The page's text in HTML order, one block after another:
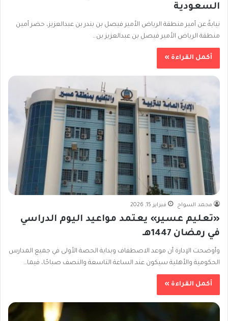
السعودية
نيابةً عن أمير منطقة الرياض الأمير فيصل بن بندر بن عبدالعزيز، حضر أمين
منطقة الرياض الأمير فيصل بن عبدالعزيز بن…
أكمل القراءة »
محمد السواح فبراير 15, 2026
«تعليم عسير» يعتمد مواعيد اليوم الدراسي
في رمضان 1447هـ
وأوضحت الإدارة أن موعد الاصطفاف وبداية الحصة الأولى في جميع المدارس
الحكومية والأهلية سيكون عند الساعة التاسعة والنصف صباحًا، فيما…
أكمل القراءة »